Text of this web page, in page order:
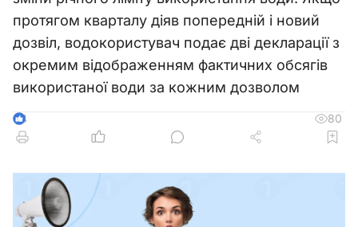
протягом кварталу діяв попередній і новий
дозвіл, водокористувач подає дві декларації з
окремим відображенням фактичних обсягів
використаної води за кожним дозволом
4 80